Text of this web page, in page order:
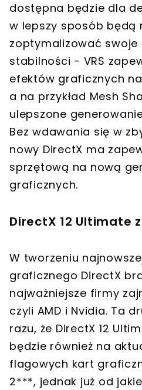
dostępna będzie dla
w lepszy sposób będą
zoptymalizować
stabilności - VRS
efektów graficznych
a na przykład Mesh
ulepszone
Bez wdawania się w
nowy DirectX ma
sprzętową na nową
graficznych.
DirectX 12 Ultimate
W tworzeniu
graficznego DirectX
najważniejsze firmy
czyli AMD i Nvidia. Ta
razu, że DirectX 12
będzie również na
flagowych kart
2***, jednak już od